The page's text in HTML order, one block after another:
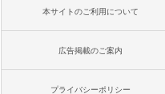
本サイトのご利用について
広告掲載のご案内
プライバシーポリシー